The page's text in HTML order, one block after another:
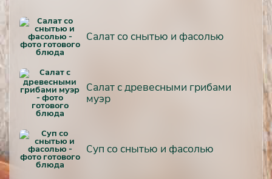
Салат со снытью и фасолью
Салат с древесными грибами
муэр
Суп со снытью и фасолью